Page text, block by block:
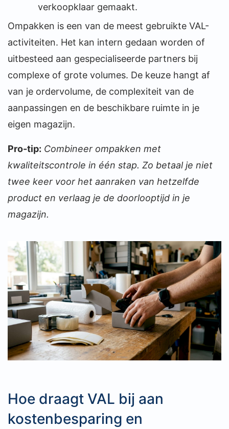
verkoopklaar gemaakt.
Ompakken is een van de meest gebruikte VAL-
activiteiten. Het kan intern gedaan worden of
uitbesteed aan gespecialiseerde partners bij
complexe of grote volumes. De keuze hangt af
van je ordervolume, de complexiteit van de
aanpassingen en de beschikbare ruimte in je
eigen magazijn.
Pro-tip: Combineer ompakken met
kwaliteitscontrole in één stap. Zo betaal je niet
twee keer voor het aanraken van hetzelfde
product en verlaag je de doorlooptijd in je
magazijn.
Hoe draagt VAL bij aan
kostenbesparing en